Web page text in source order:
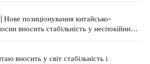
позиціонування китайсько-
вносить стабільність у неспокійний
вносить у світ стабільність і